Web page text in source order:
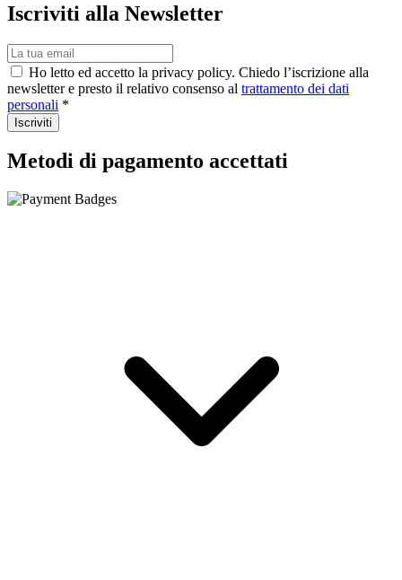
Iscriviti alla Newsletter
Ho letto ed accetto la privacy policy. Chiedo l’iscrizione alla
newsletter e presto il relativo consenso al trattamento dei dati
personali *
Iscriviti
Metodi di pagamento accettati